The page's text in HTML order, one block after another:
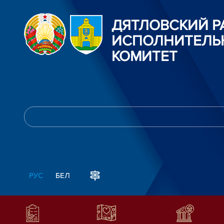
ДЯТЛОВСКИЙ
КОМИТЕТ
РУС БЕЛ